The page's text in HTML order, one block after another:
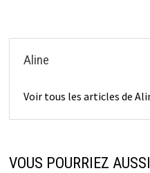
Aline
Voir tous les articles de
VOUS POURRIEZ